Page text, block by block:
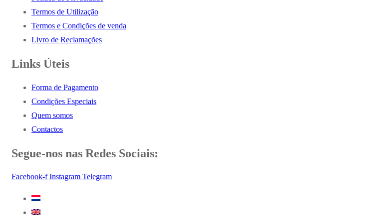
Termos de Utilização
Termos e Condições de venda
Livro de Reclamações
Links Úteis
Forma de Pagamento
Condições Especiais
Quem somos
Contactos
Segue-nos nas Redes Sociais:
Facebook-f Instagram Telegram